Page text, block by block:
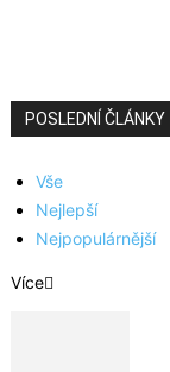
POSLEDNÍ ČLÁNKY
Vše
Nejlepší
Nejpopulárnější
Více